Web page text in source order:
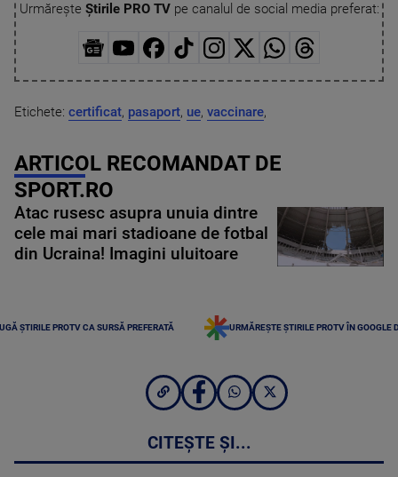
Urmărește Știrile PRO TVpe canalul de social media preferat:
Etichete: certificat, pasaport, ue, vaccinare,
ARTICOL RECOMANDAT DE
SPORT.RO
Atac rusesc asupra unuia dintre
cele mai mari stadioane de fotbal
din Ucraina! Imagini uluitoare
ȘTIRILE PROTV CA SURSĂ PREFERATĂ URMĂREȘTE ȘTIRILE PROTV ÎN GOOGLE
CITEȘTE ȘI...